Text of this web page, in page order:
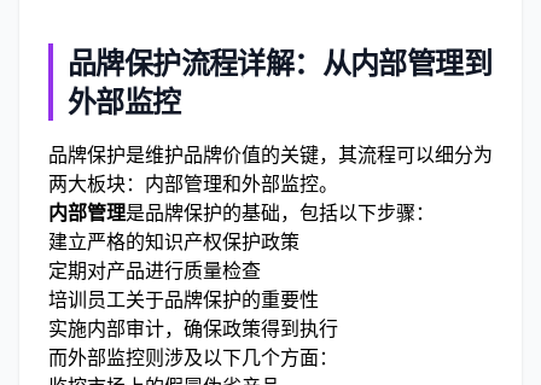
品牌保护流程详解：从内部管理到
外部监控
品牌保护是维护品牌价值的关键，其流程可以细分为
两大板块：内部管理和外部监控。
内部管理是品牌保护的基础，包括以下步骤：
建立严格的知识产权保护政策
定期对产品进行质量检查
培训员工关于品牌保护的重要性
实施内部审计，确保政策得到执行
而外部监控则涉及以下几个方面：